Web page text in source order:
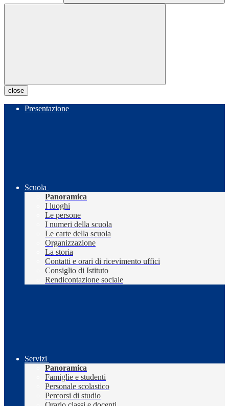
close
Presentazione
Scuola
Panoramica
I luoghi
Le persone
I numeri della scuola
Le carte della scuola
Organizzazione
La storia
Contatti e orari di ricevimento uffici
Consiglio di Istituto
Rendicontazione sociale
Servizi
Panoramica
Famiglie e studenti
Personale scolastico
Percorsi di studio